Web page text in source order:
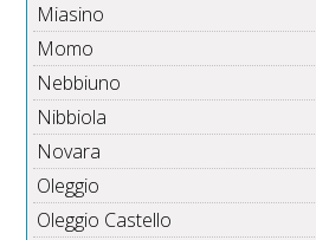
Miasino
Momo
Nebbiuno
Nibbiola
Novara
Oleggio
Oleggio Castello